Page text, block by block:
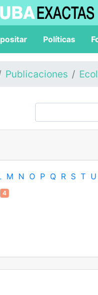
Políticas
Publicaciones
M N O P Q R S T U
4